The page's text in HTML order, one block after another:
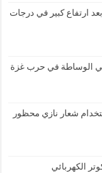
ارتفاع كبير في درجات
في الوساطة في حرب غزة
شعار نازي محظور
الكهربائي